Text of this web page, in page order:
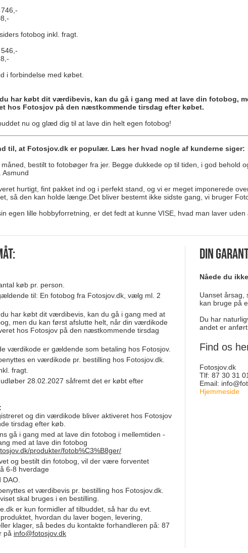
fotobog inkl. fragt.
i forbindelse med købet.
har købt dit værdibevis, kan du gå i gang med at lave din fotobog,
hos Fotosjov på den næstkommende tirsdag efter købet.
nu og glæd dig til at lave din helt egen fotobog!
til, at Fotosjov.dk er populær. Læs her hvad nogle af kunderne siger:
bestilt to fotobøger fra jer. Begge dukkede op til tiden, i god behold
Asmund
hurtigt, fint pakket ind og i perfekt stand, og vi er meget imponerede
så den kan holde længe.Det bliver bestemt ikke sidste gang, vi bruger
egen lille hobbyforretning, er det fedt at kunne VISE, hvad man laver
køb pr. person.
til: En fotobog fra Fotosjov.dk, vælg ml. 2
har købt dit værdibevis, kan du gå i gang med at
men du kan først afslutte helt, når din værdikode
hos Fotosjov på den næstkommende tirsdag
værdikode er gældende som betaling hos Fotosjov.
en værdikode pr. bestilling hos Fotosjov.dk.
fragt.
28.02.2027 såfremt det er købt efter
og din værdikode bliver aktiveret hos Fotosjov
tirsdag efter køb.
gå i gang med at lave din fotobog i mellemtiden -
med at lave din fotobog
produkter/fotob%C3%B8ger/
og bestilt din fotobog, vil der være forventet
6-8 hverdage
et værdibevis pr. bestilling hos Fotosjov.dk.
skal bruges i en bestilling.
er kun formidler af tilbuddet, så har du evt.
hvordan du laver bogen, levering,
klager, så bedes du kontakte forhandleren på: 87
på info@fotosjov.dk
Din
Nåede du
Uanset årsag,
kan bruge på
Du har
andet er anført.
Find os
Fotosjov.dk
Tlf: 87 30 31 01
Email:
Hjemmeside